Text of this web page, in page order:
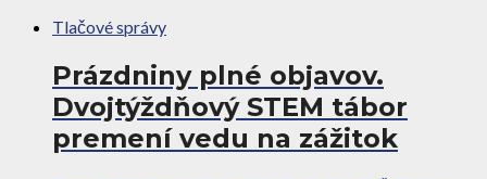
Tlačové správy
Prázdniny plné objavov.
Dvojtýždňový STEM tábor
premení vedu na zážitok